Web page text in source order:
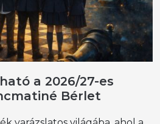
a 2026/27-es
Bérlet